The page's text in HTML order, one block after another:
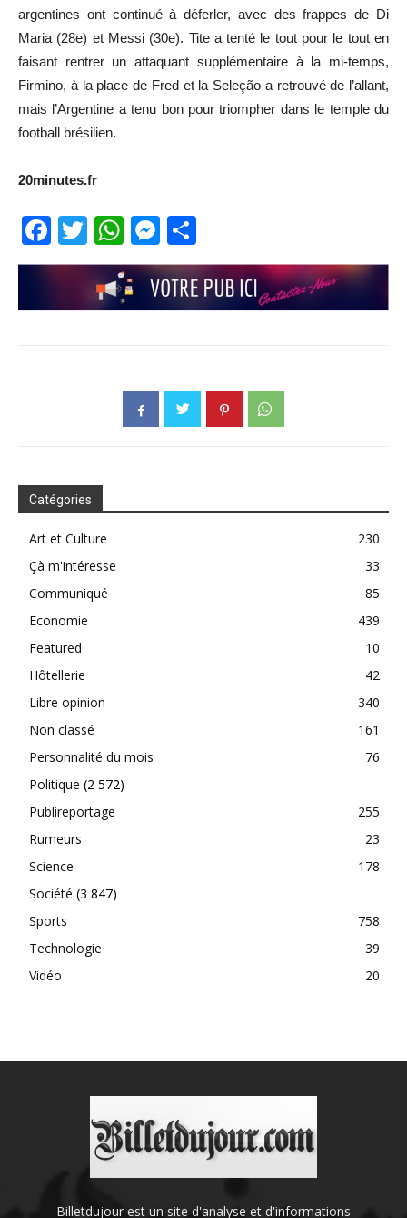
argentines ont continué à déferler, avec des frappes de Di
Maria (28e) et Messi (30e). Tite a tenté le tout pour le tout en
faisant rentrer un attaquant supplémentaire à la mi-temps,
Firmino, à la place de Fred et la Seleção a retrouvé de l’allant,
mais l’Argentine a tenu bon pour triompher dans le temple du
football brésilien.
20minutes.fr
Facebook
TwitterWhatsApp
Messenger
Catégories
Art et Culture
230
Çà m'intéresse
33
Communiqué
85
Economie
439
Featured
10
Hôtellerie
42
Libre opinion
340
Non classé
161
Personnalité du mois
76
Politique (2 572)
Publireportage
255
Rumeurs
23
Science
178
Société (3 847)
Sports
758
Technologie
39
Vidéo
20
Billetdujour est un site d'analyse et d'informations